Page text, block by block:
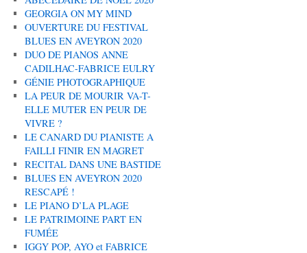
GEORGIA ON MY MIND
OUVERTURE DU FESTIVAL
BLUES EN AVEYRON 2020
DUO DE PIANOS ANNE
CADILHAC-FABRICE EULRY
GÉNIE PHOTOGRAPHIQUE
LA PEUR DE MOURIR VA-T-
ELLE MUTER EN PEUR DE
VIVRE ?
LE CANARD DU PIANISTE A
FAILLI FINIR EN MAGRET
RECITAL DANS UNE BASTIDE
BLUES EN AVEYRON 2020
RESCAPÉ !
LE PIANO D’LA PLAGE
LE PATRIMOINE PART EN
FUMÉE
IGGY POP, AYO et FABRICE